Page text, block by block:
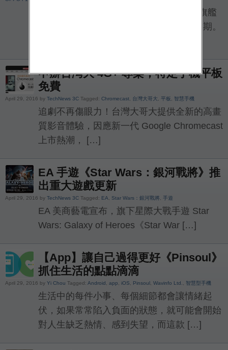
2016 年已經度過接近一半，各家當季的旗艦
機紛紛出籠，正好也到了母親節的送禮檔期。
申辦台灣大 4G+ 專案，特定手機平板
免費
April 29, 2016 by TechNews 3C Tagged: Chromecast 台灣大哥大 平板 智慧手機
追劇不再傷眼力！台灣大哥大提供全新的高畫
質影音體驗，因應新一代 Google Chromecast
上市熱潮， […]
EA 手遊《Star Wars：銀河戰將》推
出重大遊戲更新
April 29, 2016 by TechNews 3C Tagged: EA Star Wars：銀河戰將 手遊
EA 美商藝電宣布，旗下星際大戰手遊 Star
Wars: Galaxy of Heroes《Star War […]
【App】讓自己過得更好《Pinsoul》
抓住生活的點點滴滴
April 29, 2016 by Yi Chou Tagged: Android app iOS Pinsoul Wavinfo Ltd. 智慧型手機
生活中的每件小事、每個細節都會讓情緒起
伏，如果常常陷入負面的狀態，就可能會開始
對人生缺乏熱情、感到失望，而這款 […]